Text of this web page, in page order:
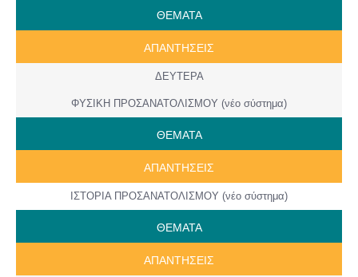
ΘΕΜΑΤΑ
ΑΠΑΝΤΗΣΕΙΣ
ΔΕΥΤΕΡΑ
ΦΥΣΙΚΗ ΠΡΟΣΑΝΑΤΟΛΙΣΜΟΥ (νέο σύστημα)
ΘΕΜΑΤΑ
ΑΠΑΝΤΗΣΕΙΣ
ΙΣΤΟΡΙΑ ΠΡΟΣΑΝΑΤΟΛΙΣΜΟΥ (νέο σύστημα)
ΘΕΜΑΤΑ
ΑΠΑΝΤΗΣΕΙΣ